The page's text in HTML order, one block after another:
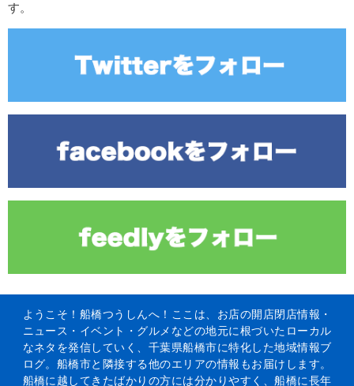
す。
ようこそ！船橋つうしんへ！ここは、お店の開店閉店情報・
ニュース・イベント・グルメなどの地元に根づいたローカル
なネタを発信していく、千葉県船橋市に特化した地域情報ブ
ログ。船橋市と隣接する他のエリアの情報もお届けします。
船橋に越してきたばかりの方には分かりやすく、船橋に長年